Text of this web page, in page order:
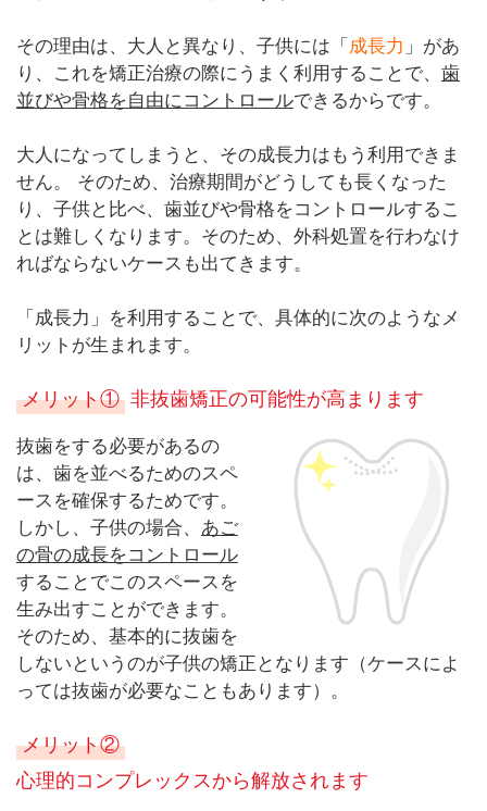
その理由は、大人と異なり、子供には「 成長力 」があ
り、これを矯正治療の際にうまく利用することで、 歯
並びや骨格を自由にコントロールできるからです。
大人になってしまうと、その成長力はもう利用できま
せん。 そのため、治療期間がどうしても長くなった
り、子供と比べ、歯並びや骨格をコントロールするこ
とは難しくなります。そのため、外科処置を行わなけ
ればならないケースも出てきます。
「成長力」を利用することで、具体的に次のようなメ
リットが生まれます。
メリット① 非抜歯矯正の可能性が高まります
抜歯をする必要があるの
は、歯を並べるためのスペ
ースを確保するためです。
しかし、子供の場合、 あご
の骨の成長をコントロール
することでこのスペースを
生み出すことができます。
そのため、基本的に抜歯を
しないというのが子供の矯正となります（ケースによ
っては抜歯が必要なこともあります）。
メリット②
心理的コンプレックスから解放されます